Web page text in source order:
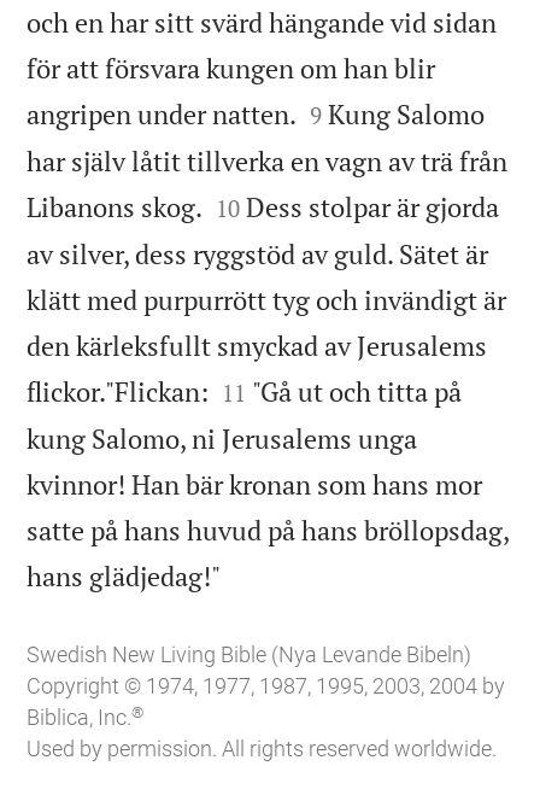
och en har sitt svärd hängande vid sidan
för att försvara kungen om han blir
angripen under natten. 

9 Kung Salomo
har själv låtit tillverka en vagn av trä från
Libanons skog. 

10 Dess stolpar är gjorda
av silver, dess ryggstöd av guld. Sätet är
klätt med purpurrött tyg och invändigt är
den kärleksfullt smyckad av Jerusalems
flickor."Flickan: 

11 "Gå ut och titta på
kung Salomo, ni Jerusalems unga
kvinnor! Han bär kronan som hans mor
satte på hans huvud på hans bröllopsdag,
hans glädjedag!"
Swedish New Living Bible (Nya Levande Bibeln)
Copyright © 1974, 1977, 1987, 1995, 2003, 2004 by
Biblica, Inc.®
Used by permission. All rights reserved worldwide.